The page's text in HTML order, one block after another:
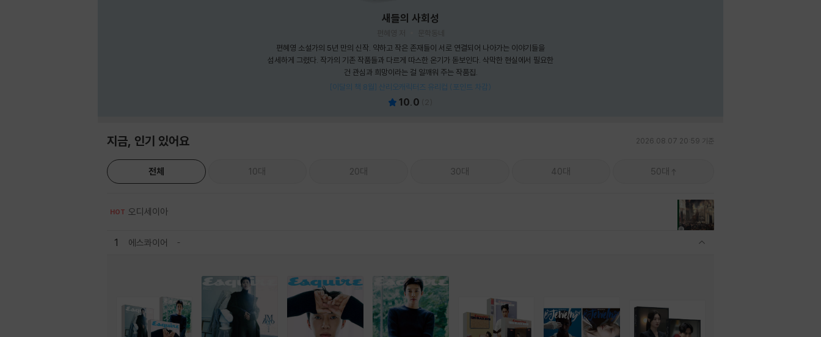
새들의 사회성
편혜영 소설가의 5년 만의 신작. 약하고 작은 존재들이 서로 연결되어 나아가는 이야기들을
섬세하게 그렸다. 작가의 기존 작품들과 다르게 따스한 온기가 돋보인다. 삭막한 현실에서 필요한
건 관심과 희망이라는 걸 일깨워 주는 작품집.
[이달의 책 8월] 산리오캐릭터즈 유리컵 (포인트 차감)
10.0
지금, 인기 있어요 2026.08.07 20:59 기준
전체 10대 20대 30대 40대 50대
HOT 오디세이아
1 에스콰이어